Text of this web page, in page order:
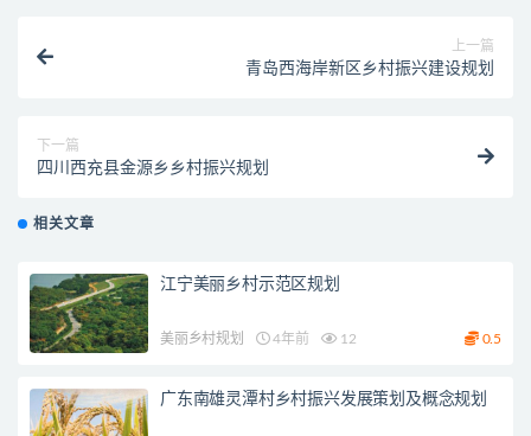
上一篇
青岛西海岸新区乡村振兴建设规划
下一篇
四川西充县金源乡乡村振兴规划
相关文章
江宁美丽乡村示范区规划
美丽乡村规划 4年前 12 0.5
广东南雄灵潭村乡村振兴发展策划及概念规划